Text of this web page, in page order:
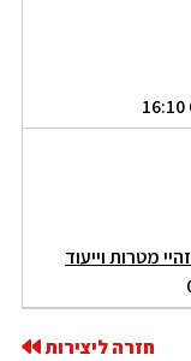
מטרות וייעוד
חזרה ליצירות